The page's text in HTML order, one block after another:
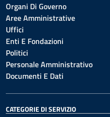
Organi Di Governo
Aree Amministrative
Uffici
Enti E Fondazioni
Politici
Personale Amministrativo
Documenti E Dati
CATEGORIE DI SERVIZIO